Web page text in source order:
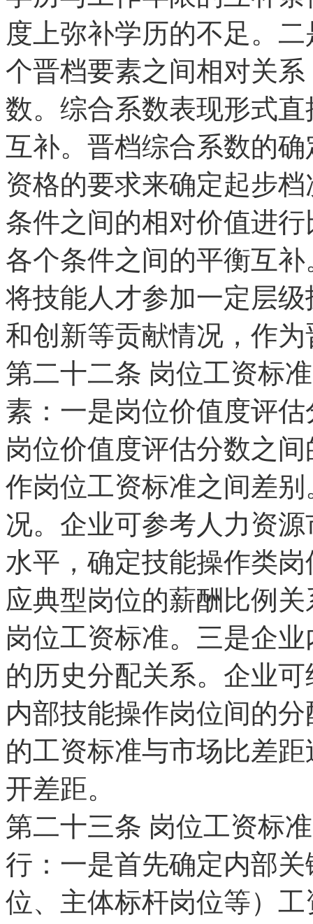
度上弥补学历的不足。
个晋档要素之间相对关
数。综合系数表现形式
互补。晋档综合系数的
资格的要求来确定起步
条件之间的相对价值进
各个条件之间的平衡互
将技能人才参加一定层
和创新等贡献情况，作
第二十二条 岗位工资标
素：一是岗位价值度评
岗位价值度评估分数之
作岗位工资标准之间差
况。企业可参考人力资
水平，确定技能操作类
应典型岗位的薪酬比例
岗位工资标准。三是企
的历史分配关系。企业
内部技能操作岗位间的
的工资标准与市场比差
开差距。
第二十三条 岗位工资标
行：一是首先确定内部
位、主体标杆岗位等）